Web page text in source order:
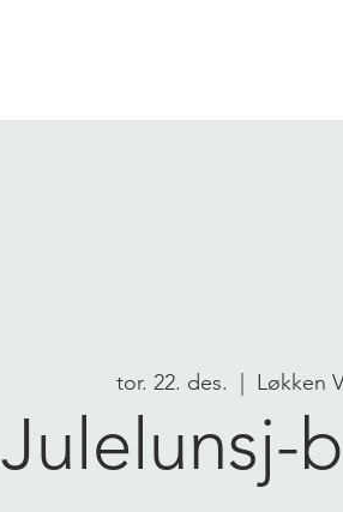
tor. 22. des. Løkken
Julelunsj-